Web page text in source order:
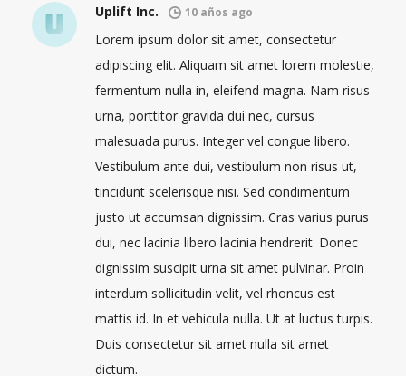
Uplift Inc. 10 años ago
Lorem ipsum dolor sit amet, consectetur
adipiscing elit. Aliquam sit amet lorem molestie,
fermentum nulla in, eleifend magna. Nam risus
urna, porttitor gravida dui nec, cursus
malesuada purus. Integer vel congue libero.
Vestibulum ante dui, vestibulum non risus ut,
tincidunt scelerisque nisi. Sed condimentum
justo ut accumsan dignissim. Cras varius purus
dui, nec lacinia libero lacinia hendrerit. Donec
dignissim suscipit urna sit amet pulvinar. Proin
interdum sollicitudin velit, vel rhoncus est
mattis id. In et vehicula nulla. Ut at luctus turpis.
Duis consectetur sit amet nulla sit amet
dictum.